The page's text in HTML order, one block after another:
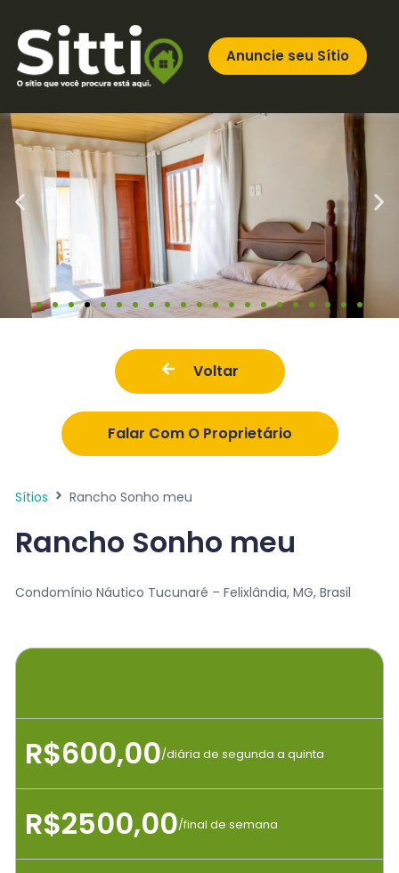
Anuncie seu Sítio
Voltar
Falar Com O Proprietário
Sítios Rancho Sonho meu
Rancho Sonho meu
Condomínio Náutico Tucunaré – Felixlândia, MG, Brasil
R$600,00/diária de segunda a quinta
R$2500,00/final de semana